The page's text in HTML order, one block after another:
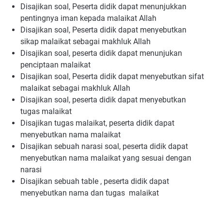
Disajikan soal, Peserta didik dapat menunjukkan
pentingnya iman kepada malaikat Allah
Disajikan soal, Peserta didik dapat menyebutkan
sikap malaikat sebagai makhluk Allah
Disajikan soal, peserta didik dapat menunjukan
penciptaan malaikat
Disajikan soal, Peserta didik dapat menyebutkan sifat
malaikat sebagai makhluk Allah
Disajikan soal, peserta didik dapat menyebutkan
tugas malaikat
Disajikan tugas malaikat, peserta didik dapat
menyebutkan nama malaikat
Disajikan sebuah narasi soal, peserta didik dapat
menyebutkan nama malaikat yang sesuai dengan
narasi
Disajikan sebuah table , peserta didik dapat
menyebutkan nama dan tugas malaikat